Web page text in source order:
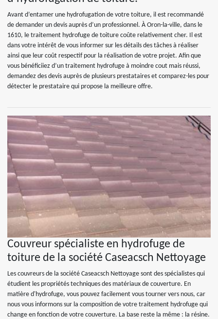
Avant d’entamer une hydrofugation de votre toiture, il est recommandé
de demander un devis auprès d’un professionnel. À Oron-la-ville, dans le
1610, le traitement hydrofuge de toiture coûte relativement cher. Il est
dans votre intérêt de vous informer sur les détails des tâches à réaliser
ainsi que leur coût respectif pour la réalisation de votre projet. Afin que
vous bénéficiiez d’un traitement hydrofuge à moindre cout mais réussi,
demandez des devis auprès de plusieurs prestataires et comparez-les pour
détecter le prestataire qui propose la meilleure offre.
Couvreur spécialiste en hydrofuge de
toiture de la société Caseacsch Nettoyage
Les couvreurs de la société Caseacsch Nettoyage sont des spécialistes qui
étudient les propriétés techniques des matériaux de couverture. En
matière d'hydrofuge, vous pouvez facilement vous tourner vers nous, car
nous vous informons sur la composition de votre traitement hydrofuge qui
change en fonction de votre couverture. La base reste la même : la résine.